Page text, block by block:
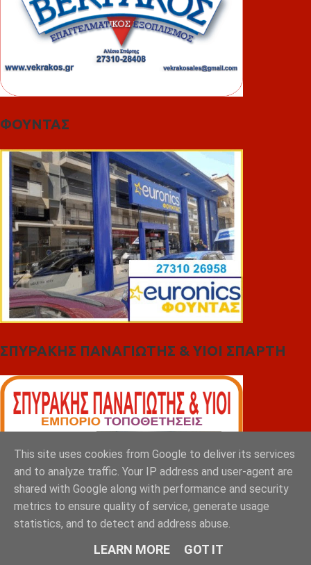
ΦΟΥΝΤΑΣ
ΣΠΥΡΑΚΗΣ ΠΑΝΑΓΙΩΤΗΣ & YIOI ΣΠΑΡΤΗ
This site uses cookies from Google to deliver its services
and to analyze traffic. Your IP address and user-agent are
shared with Google along with performance and security
metrics to ensure quality of service, generate usage
statistics, and to detect and address abuse.
LEARN MORE GOT IT